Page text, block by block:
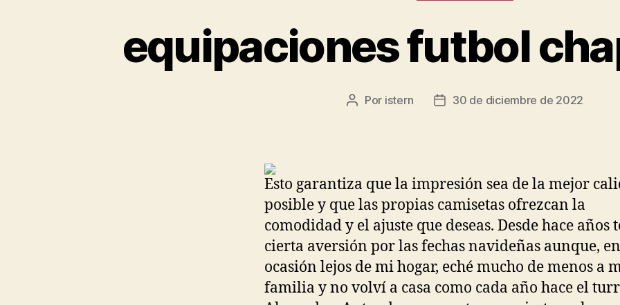
equipaciones futbol
Autor
Por istern
Fecha30 de diciembre de 2022
Esto garantiza que la impresión sea de la mejor
posible y que las propias camisetas ofrezcan la
comodidad y el ajuste que deseas. Desde hace años
cierta aversión por las fechas navideñas aunque,
ocasión lejos de mi hogar, eché mucho de menos a
familia y no volví a casa como cada año hace el